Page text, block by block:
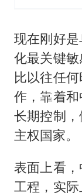
现在刚好
化最关键
比以往任
作，靠着
长期控制
主权国家。
表面上看
工程，实